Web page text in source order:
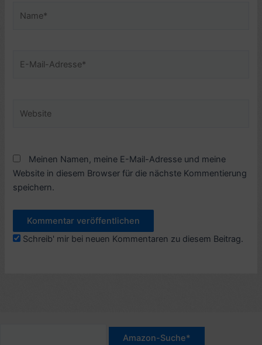
Meinen Namen, meine E-Mail-Adresse und meine
Website in diesem Browser für die nächste Kommentierung
speichern.
Schreib' mir bei neuen Kommentaren zu diesem Beitrag.